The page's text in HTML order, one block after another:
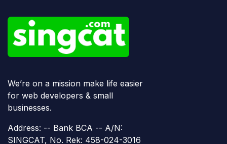
We’re on a mission make life easier
for web developers & small
businesses.
Address: -- Bank BCA -- A/N:
SINGCAT, No. Rek: 458-024-3016